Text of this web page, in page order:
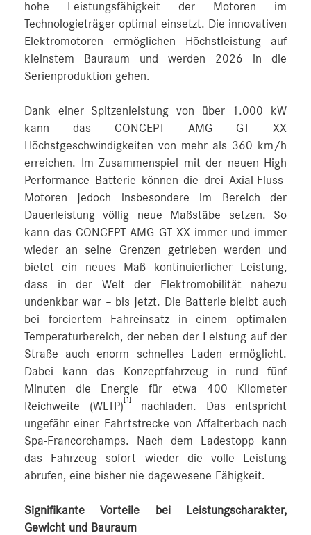
hohe Leistungsfähigkeit der Motoren im
Technologieträger optimal einsetzt. Die innovativen
Elektromotoren ermöglichen Höchstleistung auf
kleinstem Bauraum und werden 2026 in die
Serienproduktion gehen.
Dank einer Spitzenleistung von über 1.000 kW
kann das CONCEPT AMG GT XX
Höchstgeschwindigkeiten von mehr als 360 km/h
erreichen. Im Zusammenspiel mit der neuen High
Performance Batterie können die drei Axial-Fluss-
Motoren jedoch insbesondere im Bereich der
Dauerleistung völlig neue Maßstäbe setzen. So
kann das CONCEPT AMG GT XX immer und immer
wieder an seine Grenzen getrieben werden und
bietet ein neues Maß kontinuierlicher Leistung,
dass in der Welt der Elektromobilität nahezu
undenkbar war – bis jetzt. Die Batterie bleibt auch
bei forciertem Fahreinsatz in einem optimalen
Temperaturbereich, der neben der Leistung auf der
Straße auch enorm schnelles Laden ermöglicht.
Dabei kann das Konzeptfahrzeug in rund fünf
Minuten die Energie für etwa 400 Kilometer
Reichweite (WLTP)
[1]
nachladen. Das entspricht
ungefähr einer Fahrtstrecke von Affalterbach nach
Spa-Francorchamps. Nach dem Ladestopp kann
das Fahrzeug sofort wieder die volle Leistung
abrufen, eine bisher nie dagewesene Fähigkeit.
Signifikante Vorteile bei Leistungscharakter,
Gewicht und Bauraum